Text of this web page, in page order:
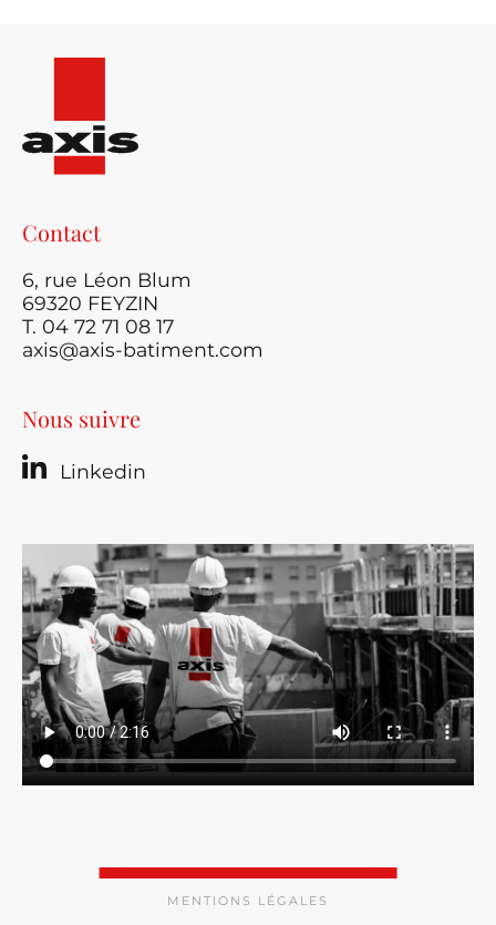
Contact
6, rue Léon Blum
69320 FEYZIN
T. 04 72 71 08 17
axis@axis-batiment.com
Nous suivre
Linkedin
MENTIONS LÉGALES